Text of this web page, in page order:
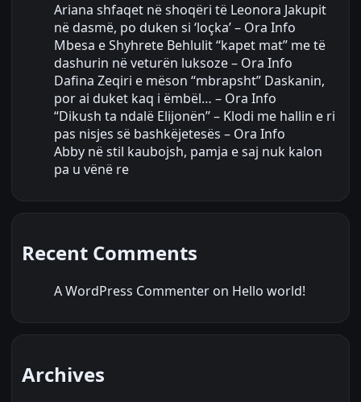
Ariana shfaqet në shoqëri të Leonora Jakupit
në dasmë, po duken si ‘loçka’ – Ora Info
Mbesa e Shyhrete Behlulit “kapet mat” me të
dashurin në veturën luksoze – Ora Info
Dafina Zeqiri e mëson “mbrapsht” Daskanin,
por ai duket kaq i ëmbël… – Ora Info
“Dikush ta ndalë Elijonën” – Klodi me hallin e ri
pas nisjes së bashkëjetesës – Ora Info
Abby në stil kaubojsh, pamja e saj nuk kalon
pa u vënë re
Recent Comments
A WordPress Commenter on Hello world!
Archives